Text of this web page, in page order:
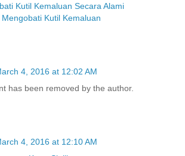
Kutil Kemaluan Secara Alami
Kutil Kemaluan
4, 2016 at 12:02 AM
has been removed by the author.
4, 2016 at 12:10 AM